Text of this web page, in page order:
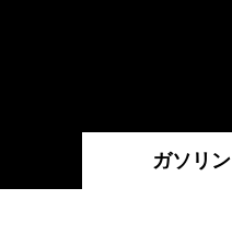
ガソリン